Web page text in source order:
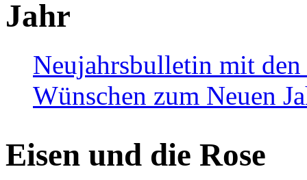
Jahr
Neujahrsbulletin mit den
Wünschen zum Neuen
Eisen und die Rose